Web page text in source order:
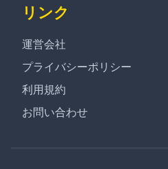
リンク
運営会社
プライバシーポリシー
利用規約
お問い合わせ